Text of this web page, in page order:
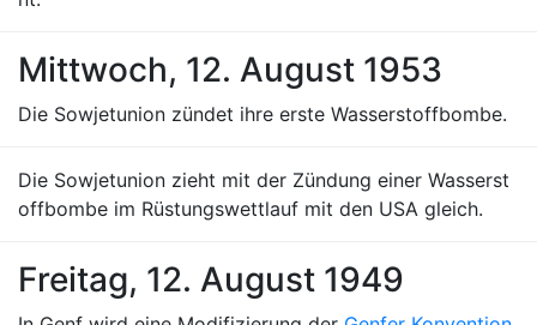
Mittwoch, 12. August 1953
Die Sowjetunion zündet ihre erste Wasserstoffbombe.
Die Sowjetunion zieht mit der Zündung einer Wasserst
offbombe im Rüstungswettlauf mit den USA gleich.
Freitag, 12. August 1949